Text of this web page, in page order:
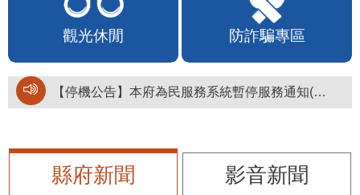
觀光休閒 防詐騙專區
【停機公告】本府為民服務系統暫停服務通知(停止服務時間：115年8月6日17時至19時)
縣府新聞
影音新聞